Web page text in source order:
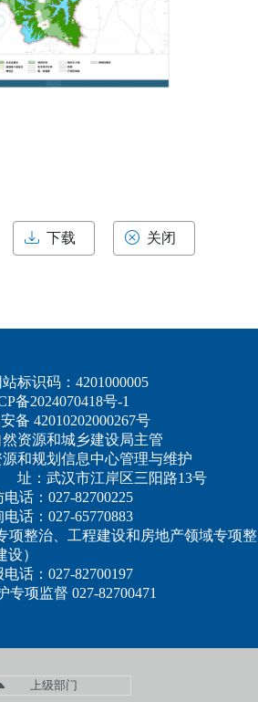
下载 关闭
标识码：4201000005
备2024070418号-1
备 42010202000267号
资源和城乡建设局主管
和规划信息中心管理与维护
：武汉市江岸区三阳路13号
话：027-82700225
电话：027-65770883
项整治、工程建设和房地产领域专项整
）
话：027-82700197
专项监督 027-82700471
上级部门